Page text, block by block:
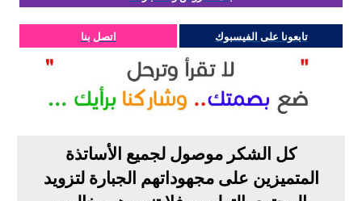
تابعونا على الفيسبوك اتصل بنا
كل الشكر موصول لجميع الأساتذة
المتميزين على مجهوداتهم الجبارة لتزويد